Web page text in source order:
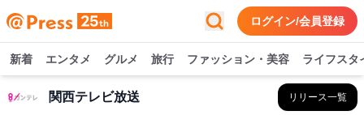
ログイン/会員登録
新着 エンタメ グルメ 旅行 ファッション・美容 ライフスタ
関西テレビ放送 リリース一覧